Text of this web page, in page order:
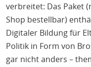
verbreitet: Das Paket
Shop bestellbar)
Digitaler Bildung für
Politik in Form von
gar nicht anders –